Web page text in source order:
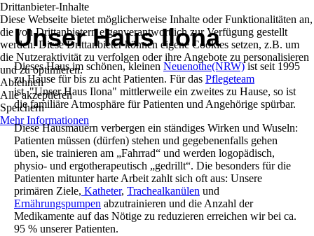
Unser Haus Ilona
Dieses Haus im schönen, kleinen Neuenothe(NRW)ist seit 1995
zu Hause für bis zu acht Patienten. Für das Pflegeteam
ist "Unser Haus Ilona" mittlerweile ein zweites zu Hause, so ist
die familiäre Atmosphäre für Patienten und Angehörige spürbar.
Diese Hausmauern verbergen ein ständiges Wirken und Wuseln:
Patienten müssen (dürfen) stehen und gegebenenfalls gehen
üben, sie trainieren am „Fahrrad“ und werden logopädisch,
physio- und ergotherapeutisch „gedrillt“. Die besonders für die
Patienten mitunter harte Arbeit zahlt sich oft aus: Unsere
primären Ziele, Katheter, Trachealkanülen und
Ernährungspumpen abzutrainieren und die Anzahl der
Medikamente auf das Nötige zu reduzieren erreichen wir bei ca.
95 % unserer Patienten.
Drittanbieter-Inhalte
Diese Webseite bietet möglicherweise Inhalte oder Funktionalitäten an,
die von Drittanbietern eigenverantwortlich zur Verfügung gestellt
werden. Diese Drittanbieter können eigene Cookies setzen, z.B. um
die Nutzeraktivität zu verfolgen oder ihre Angebote zu personalisieren
und zu optimieren.
Ablehnen
Alle akzeptieren
Speichern
Mehr Informationen